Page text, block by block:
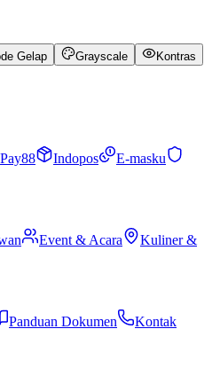
Gelap Grayscale Kontras
Pay88 Indopos
E-masku
Event & Acara
Kuliner &
Panduan Dokumen
Kontak